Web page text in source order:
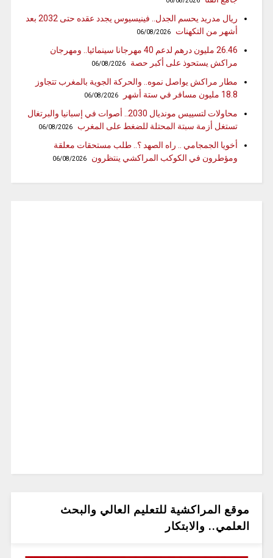
ريال مدريد يحسم الجدل.. فينيسيوس يجدد عقده حتى 2032 بعد
أشهر من التكهنات
06/08/2026
26.46 مليون درهم لدعم 40 مهرجانا سينمائيا.. ومهرجان
مراكش يستحوذ على أكبر حصة
06/08/2026
مطار مراكش يواصل نموه.. والحركة الجوية بالمغرب تتجاوز
18.8 مليون مسافر في ستة أشهر
06/08/2026
محاولات لتسييس مونديال 2030.. أصوات في إسبانيا والبرتغال
تستغل أزمة سبتة المحتلة للضغط على المغرب
06/08/2026
أخويا الجمجامي .. راه الصهد ؟.. طلب مستحقات معلقة
ومؤطرون في الكوكب المراكشي ينتظرون
06/08/2026
موقع المراكشية للتعليم العالي والبحث
العلمي.. والابتكار